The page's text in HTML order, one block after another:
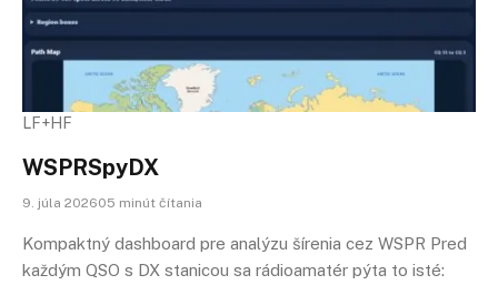
LF+HF
WSPRSpyDX
9. júla 202605 minút čítania
Kompaktný dashboard pre analýzu šírenia cez WSPR Pred
každým QSO s DX stanicou sa rádioamatér pýta to isté: